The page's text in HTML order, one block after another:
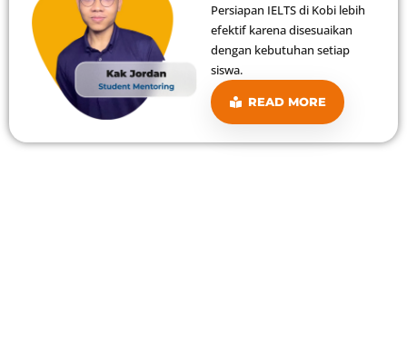
Persiapan IELTS di Kobi lebih
efektif karena disesuaikan
dengan kebutuhan setiap
siswa.
READ MORE